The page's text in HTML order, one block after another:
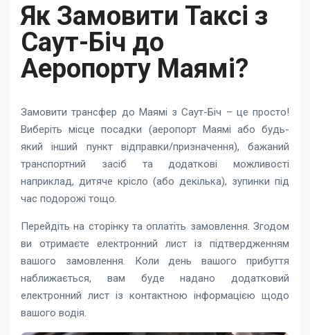
Як Замовити Таксі з
Саут-Біч до
Аеропорту Маямі?
Замовити трансфер до Маямі з Саут-Біч – це просто!
Виберіть місце посадки (аеропорт Маямі або будь-
який інший пункт відправки/призначення), бажаний
транспортний засіб та додаткові можливості
наприклад, дитяче крісло (або декілька), зупинки під
час подорожі тощо.
Перейдіть на сторінку та оплатіть замовлення. Згодом
ви отримаєте електронний лист із підтвердженням
вашого замовлення. Коли день вашого прибуття
наближається, вам буде надано додатковий
електронний лист із контактною інформацією щодо
вашого водія.